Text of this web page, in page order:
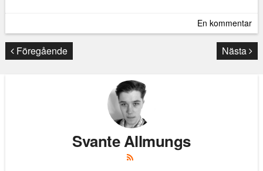
En kommentar
Föregående Nästa
Svante Allmungs